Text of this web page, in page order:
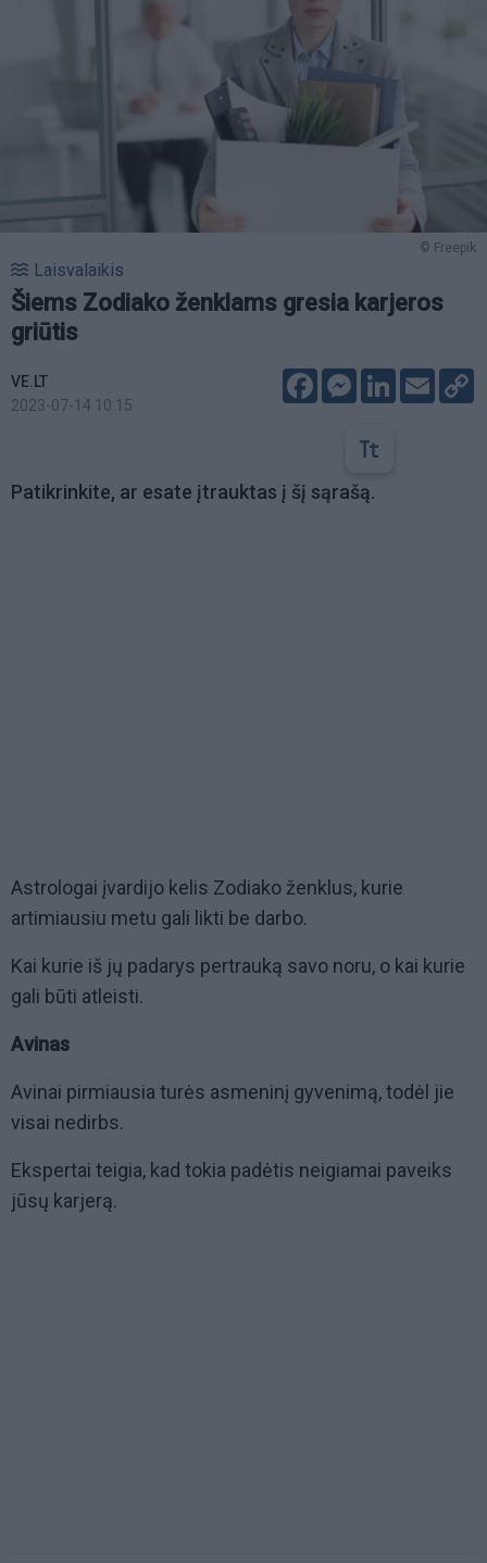
© Freepik
Laisvalaikis
Šiems Zodiako ženklams gresia karjeros
griūtis
VE.LT
2023-07-14 10:15
FacebookMessenger
LinkedIn
Email
Patikrinkite, ar esate įtrauktas į šį sąrašą.
Astrologai įvardijo kelis Zodiako ženklus, kurie
artimiausiu metu gali likti be darbo.
Kai kurie iš jų padarys pertrauką savo noru, o kai kurie
gali būti atleisti.
Avinas
Avinai pirmiausia turės asmeninį gyvenimą, todėl jie
visai nedirbs.
Ekspertai teigia, kad tokia padėtis neigiamai paveiks
jūsų karjerą.